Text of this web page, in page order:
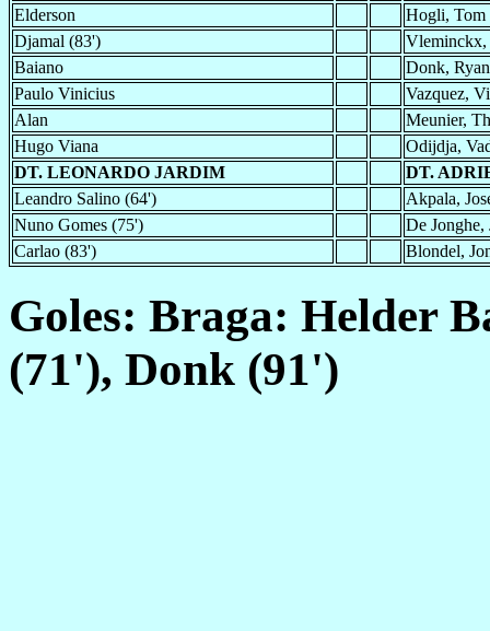
Elderson
Hogli, Tom
Djamal (83')
Baiano
Donk, Ryan
Paulo Vinicius
Vazquez,
Alan
Meunier,
Hugo Viana
Odijdja,
DT. LEONARDO JARDIM
DT.
Leandro Salino (64')
Akpala,
Nuno Gomes (75')
De
Carlao (83')
Blondel,
Goles: Braga: Helder
(71'), Donk (91')